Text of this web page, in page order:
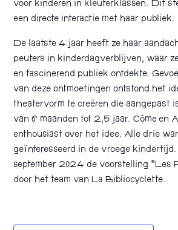
voor kinderen in kleuterklassen. Dit
een directe interactie met haar publiek.
De laatste 4 jaar heeft ze haar
peuters in kinderdagverblijven, waar
en fascinerend publiek ontdekte.
van deze ontmoetingen ontstond het
theatervorm te creëren die aangepast
van 6 maanden tot 2,5 jaar. Côme en
enthousiast over het idee. Alle drie
geïnteresseerd in de vroege
september 2024 de voorstelling “Les
door het team van La Bibliocyclette.